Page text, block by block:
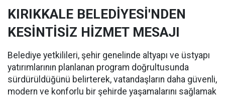
KIRIKKALE BELEDİYESİ'NDEN
KESİNTİSİZ HİZMET MESAJI
Belediye yetkilileri, şehir genelinde altyapı ve üstyapı
yatırımlarının planlanan program doğrultusunda
sürdürüldüğünü belirterek, vatandaşların daha güvenli,
modern ve konforlu bir şehirde yaşamalarını sağlamak